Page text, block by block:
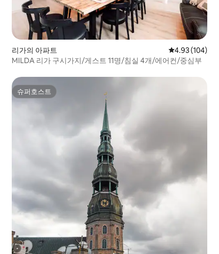
리가의 아파트 평점 4.93점(5
4.93 (104)
MILDA 리가 구시가지/게스트 11명/침실 4개/에어컨/중심부
슈퍼호스트
슈퍼호스트